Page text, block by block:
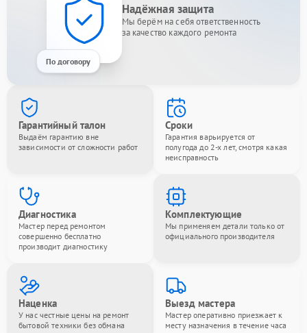
По договору
Надёжная защита
Мы берём на себя ответственность
за качество каждого ремонта
Гарантийный талон
Выдаём гарантию вне
зависимости от сложности работ
Сроки
Гарантия варьируется от
полугода до 2-х лет, смотря какая
неисправность
Диагностика
Мастер перед ремонтом
совершенно бесплатно
производит диагностику
Комплектующие
Мы применяем детали только от
официального производителя
Наценка
У нас честные цены на ремонт
бытовой техники без обмана
Выезд мастера
Мастер оперативно приезжает к
месту назначения в течение часа